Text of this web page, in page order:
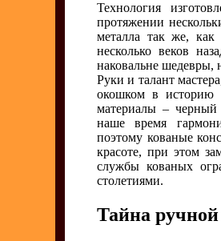
Технология
протяжении
металла так же,
несколько веков
наковальне шедевры,
Руки и талант
окошком в историю
материалы – черный
наше время
поэтому кованые
красоте, при этом
службы кованых
столетиями.
Тайна